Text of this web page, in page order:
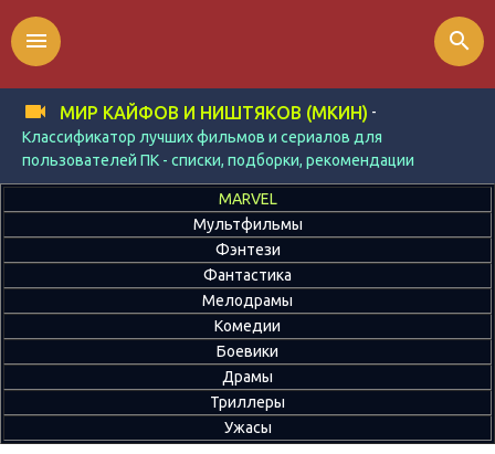
МИР КАЙФОВ И НИШТЯКОВ (МКИН) -
Классификатор лучших фильмов и сериалов для
пользователей ПК - списки, подборки, рекомендации
menu search
MARVEL
Мультфильмы
Фэнтези
Фантастика
Мелодрамы
Комедии
Боевики
Драмы
Триллеры
Ужасы